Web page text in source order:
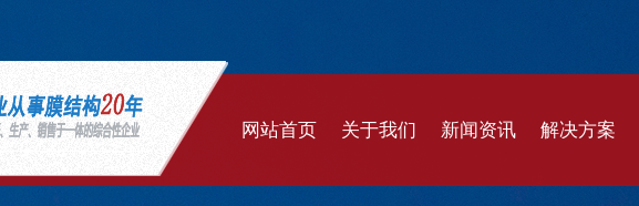
网站首页 关于我们 新闻资讯 解决方案